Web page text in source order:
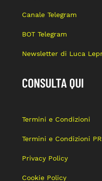
Canale Telegram
BOT Telegram
Newsletter di Luca
CONSULTA QUI
Termini e Condizioni
Termini e Condizioni
Privacy Policy
Cookie Policy